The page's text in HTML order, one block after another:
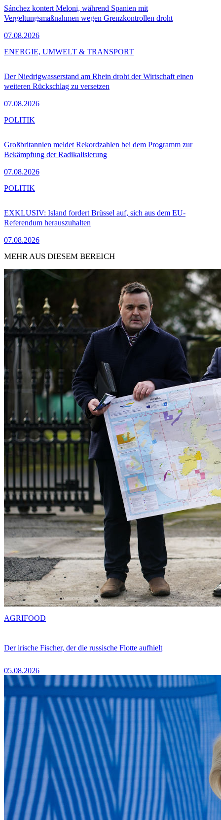
Sánchez kontert Meloni, während Spanien mit
Vergeltungsmaßnahmen wegen Grenzkontrollen droht
07.08.2026
Der Niedrigwasserstand am Rhein droht der Wirtschaft einen
weiteren Rückschlag zu versetzen
07.08.2026
ENERGIE, UMWELT & TRANSPORT
Großbritannien meldet Rekordzahlen bei dem Programm zur
Bekämpfung der Radikalisierung
07.08.2026
POLITIK
EXKLUSIV: Island fordert Brüssel auf, sich aus dem EU-
Referendum herauszuhalten
07.08.2026
POLITIK
MEHR AUS DIESEM BEREICH
Der irische Fischer, der die russische Flotte aufhielt
05.08.2026
AGRIFOOD